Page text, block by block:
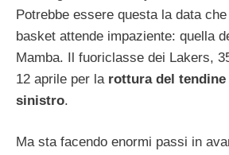
Potrebbe essere questa la data
basket attende impaziente: quella
Mamba. Il fuoriclasse dei Lakers,
12 aprile per la rottura del tendine
sinistro.
Ma sta facendo enormi passi in